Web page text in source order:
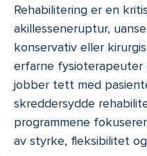
Rehabilitering er en
akillesseneruptur,
konservativ eller
erfarne fysioterapeuter
jobber tett med
skreddersydde
programmene
av styrke, fleksibilitet